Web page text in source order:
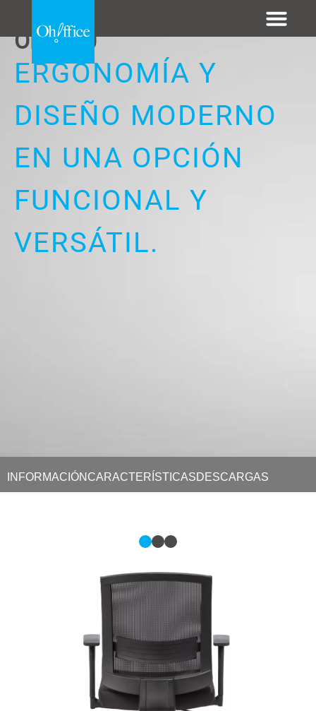
.......
OH3600
ERGONOMÍA Y
DISEÑO MODERNO
EN UNA OPCIÓN
FUNCIONAL Y
VERSÁTIL.
INFORMACIÓN CARACTERÍSTICASDESCARGAS